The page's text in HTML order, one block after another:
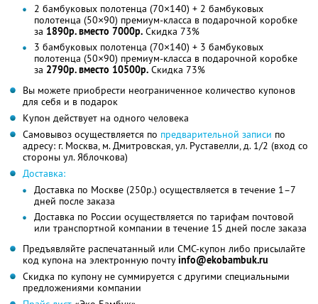
2 бамбуковых полотенца (70×140) + 2 бамбуковых
полотенца (50×90) премиум-класса в подарочной коробке
за 1890р. вместо 7000р. Скидка 73%
3 бамбуковых полотенца (70×140) + 3 бамбуковых
полотенца (50×90) премиум-класса в подарочной коробке
за 2790р. вместо 10500р. Скидка 73%
Вы можете приобрести неограниченное количество купонов
для себя и в подарок
Купон действует на одного человека
Самовывоз осуществляется по предварительной записи по
адресу: г. Москва, м. Дмитровская, ул. Руставелли, д. 1/2 (вход со
стороны ул. Яблочкова)
Доставка:
Доставка по Москве (250р.) осуществляется в течение 1–7
дней после заказа
Доставка по России осуществляется по тарифам почтовой
или транспортной компании в течение 15 дней после заказа
Предъявляйте распечатанный или СМС-купон либо присылайте
код купона на электронную почтуinfo@ekobambuk.ru
Скидка по купону не суммируется с другими специальными
предложениями компании